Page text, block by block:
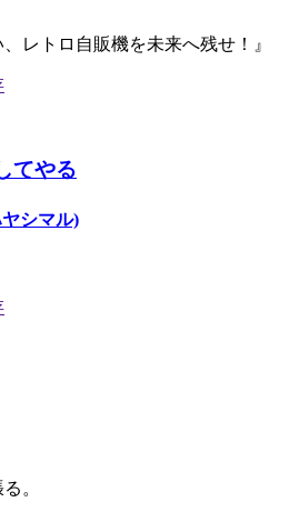
、レトロ自販機を未来へ残せ！』
てやる
シマル)
。